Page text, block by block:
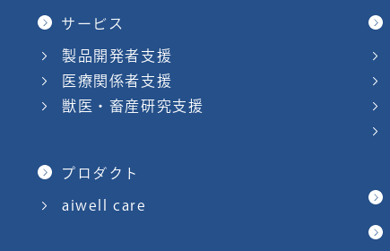
サービス
製品開発者支援
医療関係者支援
獣医・畜産研究支援
プロダクト
aiwell care